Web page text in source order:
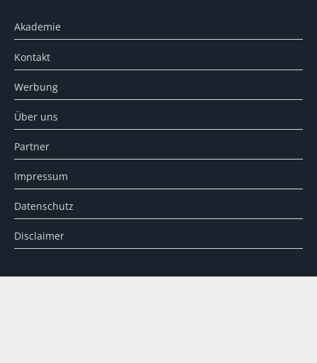
Akademie
Kontakt
Werbung
Über uns
Partner
Impressum
Datenschutz
Disclaimer